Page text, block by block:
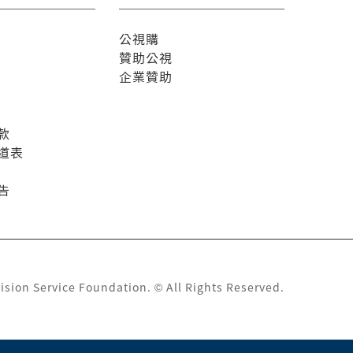
表
公視購
贊助公視
企業贊助
Service Foundation. © All Rights Reserved.